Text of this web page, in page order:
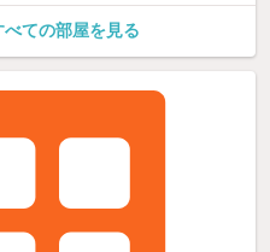
ての部屋を見る